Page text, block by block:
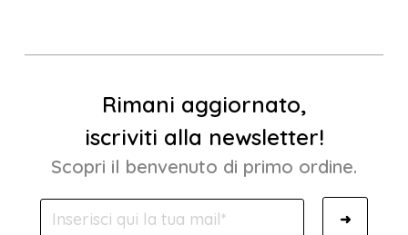
Rimani aggiornato,
iscriviti alla newsletter!
Scopri il benvenuto di primo ordine.